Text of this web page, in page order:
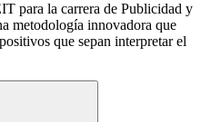
para la carrera de Publicidad y
metodología innovadora que
que sepan interpretar el